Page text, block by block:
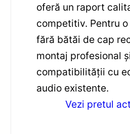
oferă un raport
competitiv. Pentru
fără bătăi de cap
montaj profesional
compatibilității cu
audio existente.
Vezi pretul